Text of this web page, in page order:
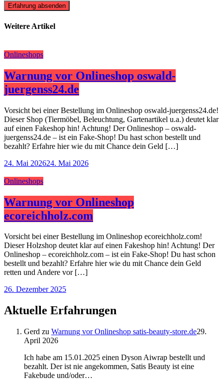
Erfahrung absenden
Weitere Artikel
Onlineshops
Warnung vor Onlineshop oswald-
juergenss24.de
Vorsicht bei einer Bestellung im Onlineshop oswald-juergenss24.de!
Dieser Shop (Tiermöbel, Beleuchtung, Gartenartikel u.a.) deutet klar
auf einen Fakeshop hin! Achtung! Der Onlineshop – oswald-
juergenss24.de – ist ein Fake-Shop! Du hast schon bestellt und
bezahlt? Erfahre hier wie du mit Chance dein Geld […]
24. Mai 202624. Mai 2026
Onlineshops
Warnung vor Onlineshop
ecoreichholz.com
Vorsicht bei einer Bestellung im Onlineshop ecoreichholz.com!
Dieser Holzshop deutet klar auf einen Fakeshop hin! Achtung! Der
Onlineshop – ecoreichholz.com – ist ein Fake-Shop! Du hast schon
bestellt und bezahlt? Erfahre hier wie du mit Chance dein Geld
retten und Andere vor […]
26. Dezember 2025
Aktuelle Erfahrungen
Gerd zu Warnung vor Onlineshop satis-beauty-store.de29.
April 2026
Ich habe am 15.01.2025 einen Dyson Aiwrap bestellt und
bezahlt. Der ist nie angekommen, Satis Beauty ist eine
Fakebude und/oder…